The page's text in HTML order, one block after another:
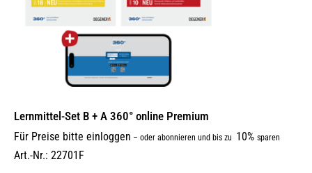
Lernmittel-Set B + A 360° online Premium
Für Preise bitte einloggen – oder abonnieren und bis zu 10% sparen
Art.-Nr.: 22701F